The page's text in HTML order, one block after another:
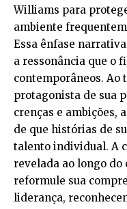
Williams para
ambiente
Essa ênfase
a ressonância que o
contemporâneos.
protagonista de sua
crenças e ambições,
de que histórias de
talento individual. A
revelada ao longo do
reformule sua
liderança,